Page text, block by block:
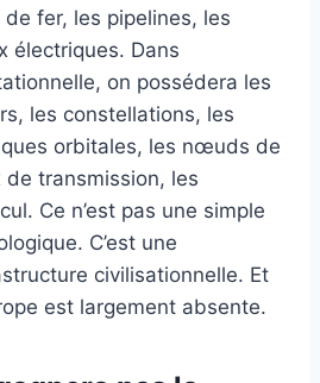
fer, les pipelines, les
électriques. Dans
on possédera les
les constellations, les
orbitales, les nœuds de
de transmission, les
Ce n’est pas une simple
C’est une
civilisationnelle. Et
est largement absente.